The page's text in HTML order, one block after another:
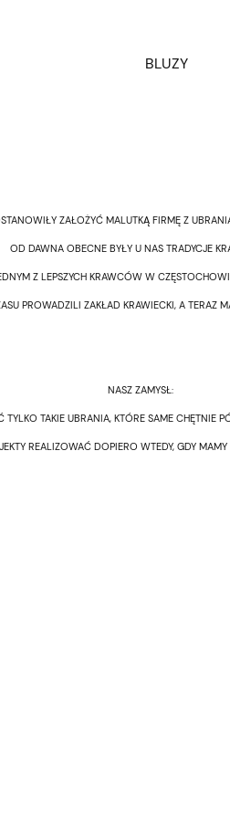
BLUZY
ZAŁOŻYĆ MALUTKĄ FIRMĘ Z
OD DAWNA OBECNE BYŁY U NAS TRADYCJE
Z LEPSZYCH KRAWCÓW W
PROWADZILI ZAKŁAD KRAWIECKI, A TERAZ
NASZ ZAMYSŁ:
TYLKO TAKIE UBRANIA, KTÓRE SAME CHĘTNIE
REALIZOWAĆ DOPIERO WTEDY, GDY